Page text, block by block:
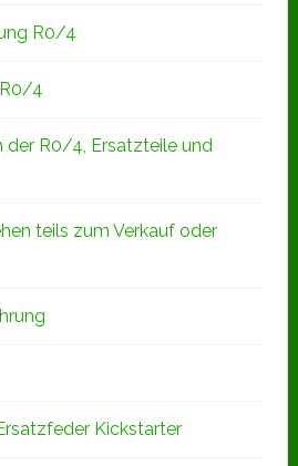
R0/4
4
der R0/4, Ersatzteile und
teils zum Verkauf oder
Kickstarter